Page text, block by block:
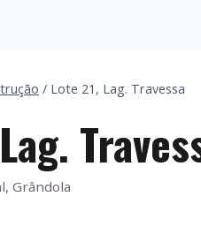
/ Lote 21, Lag. Travessa
Grândola